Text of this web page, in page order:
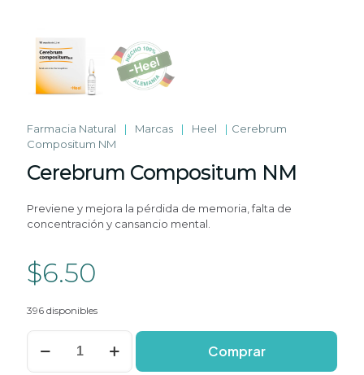
Farmacia Natural | Marcas | Heel | Cerebrum
Compositum NM
Cerebrum Compositum NM
Previene y mejora la pérdida de memoria, falta de
concentración y cansancio mental.
$6.50
396 disponibles
Cerebrum
Compositum
NM
Comprar